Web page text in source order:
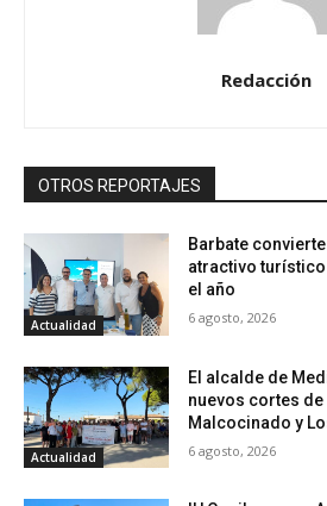
Redacción
OTROS REPORTAJES
Actualidad
Barbate
atractivo
el año
6 agosto, 2026
Actualidad
El alcalde de
nuevos cortes
Malcocinado y
6 agosto, 2026